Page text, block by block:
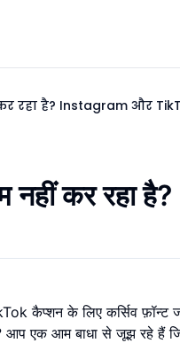
रहा है? Instagram और
नहीं कर
कैप्शन के लिए कर्सिव
एक आम बाधा से जूझ रहे हैं